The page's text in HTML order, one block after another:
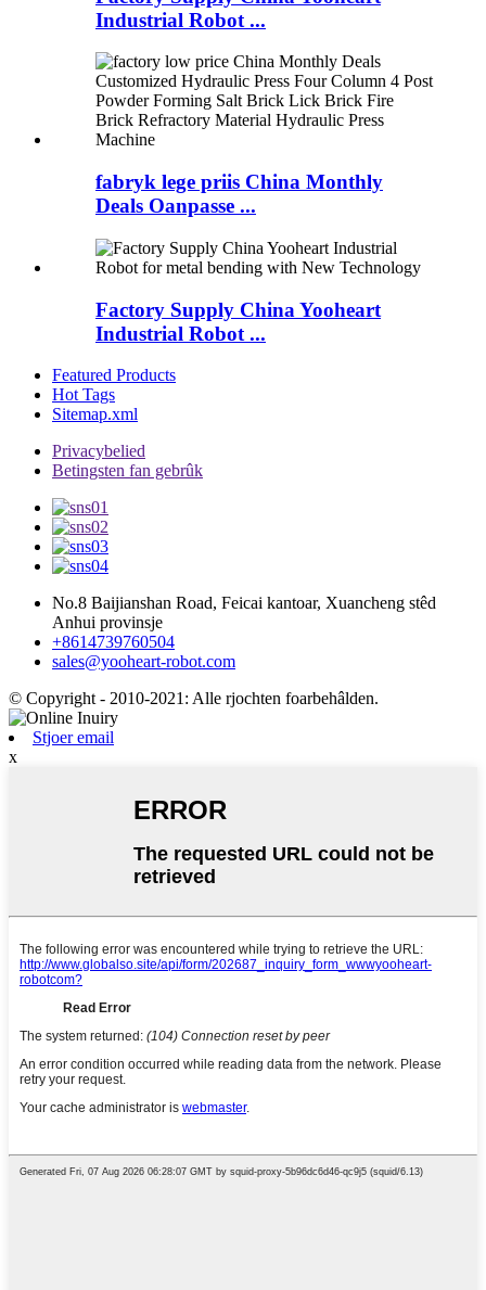
Industrial Robot ...
fabryk lege priis China Monthly
Deals Oanpasse ...
Factory Supply China Yooheart
Industrial Robot ...
Featured Products
Hot Tags
Sitemap.xml
Privacybelied
Betingsten fan gebrûk
No.8 Baijianshan Road, Feicai kantoar, Xuancheng stêd
Anhui provinsje
+8614739760504
sales@yooheart-robot.com
© Copyright - 2010-2021: Alle rjochten foarbehâlden.
Stjoer email
x